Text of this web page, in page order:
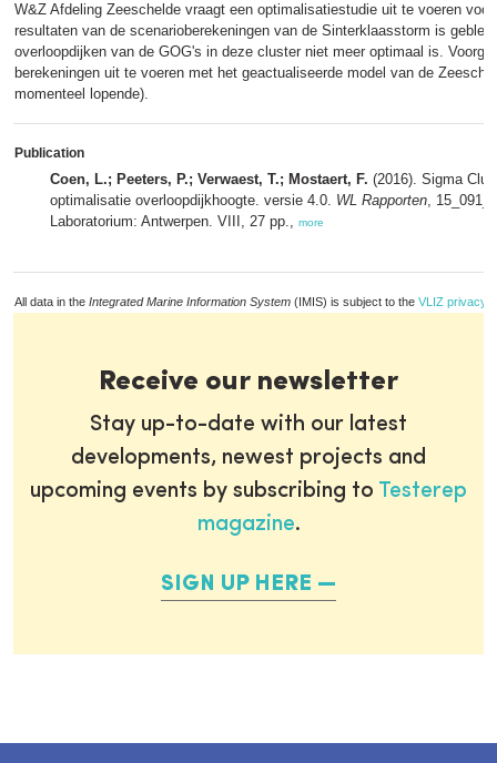
W&Z Afdeling Zeeschelde vraagt een optimalisatiestudie uit te voeren
resultaten van de scenarioberekeningen van de Sinterklaasstorm is
overloopdijken van de GOG's in deze cluster niet meer optimaal is.
berekeningen uit te voeren met het geactualiseerde model van de
momenteel lopende).
Publication
Coen, L.; Peeters, P.; Verwaest, T.; Mostaert, F. (2016). Sigma
optimalisatie overloopdijkhoogte. versie 4.0. WL Rapporten,
Laboratorium: Antwerpen. VIII, 27 pp., more
All data in the Integrated Marine Information System (IMIS) is subject to the VLIZ privacy
Receive our newsletter
Stay up-to-date with our latest
developments, newest projects and
upcoming events by subscribing to Testerep
magazine.
SIGN UP HERE